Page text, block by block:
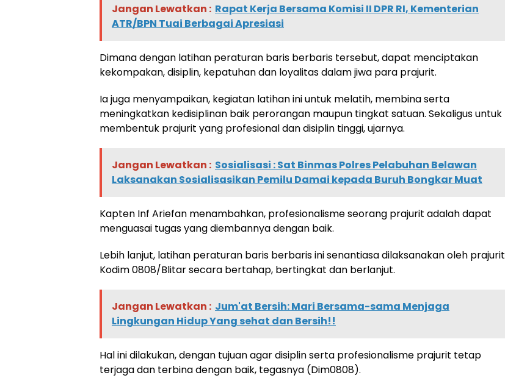
Jangan Lewatkan : Rapat Kerja Bersama Komisi II DPR RI, Kementerian
ATR/BPN Tuai Berbagai Apresiasi
Dimana dengan latihan peraturan baris berbaris tersebut, dapat menciptakan
kekompakan, disiplin, kepatuhan dan loyalitas dalam jiwa para prajurit.
Ia juga menyampaikan, kegiatan latihan ini untuk melatih, membina serta
meningkatkan kedisiplinan baik perorangan maupun tingkat satuan. Sekaligus untuk
membentuk prajurit yang profesional dan disiplin tinggi, ujarnya.
Jangan Lewatkan : Sosialisasi : Sat Binmas Polres Pelabuhan Belawan
Laksanakan Sosialisasikan Pemilu Damai kepada Buruh Bongkar Muat
Kapten Inf Ariefan menambahkan, profesionalisme seorang prajurit adalah dapat
menguasai tugas yang diembannya dengan baik.
Lebih lanjut, latihan peraturan baris berbaris ini senantiasa dilaksanakan oleh prajurit
Kodim 0808/Blitar secara bertahap, bertingkat dan berlanjut.
Jangan Lewatkan : Jum'at Bersih: Mari Bersama-sama Menjaga
Lingkungan Hidup Yang sehat dan Bersih!!
Hal ini dilakukan, dengan tujuan agar disiplin serta profesionalisme prajurit tetap
terjaga dan terbina dengan baik, tegasnya (Dim0808).